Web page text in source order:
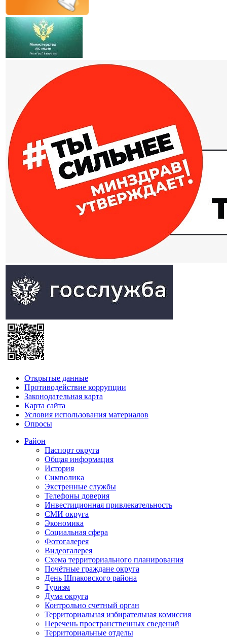
Открытые данные
Противодействие коррупции
Законодательная карта
Карта сайта
Условия использования материалов
Опросы
Район
Паспорт округа
Общая информация
История
Символика
Экстренные службы
Телефоны доверия
Инвестиционная привлекательность
СМИ округа
Экономика
Социальная сфера
Фотогалерея
Видеогалерея
Схема территориального планирования
Почётные граждане округа
День Шпаковского района
Туризм
Дума округа
Контрольно счетный орган
Территориальная избирательная комиссия
Перечень пространственных сведений
Территориальные отделы